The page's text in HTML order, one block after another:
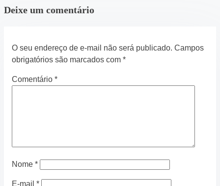
Deixe um comentário
O seu endereço de e-mail não será publicado. Campos
obrigatórios são marcados com *
Comentário *
Nome *
E-mail *